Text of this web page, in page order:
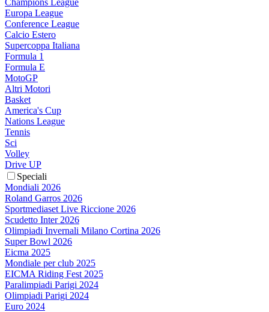
Europa League
Conference League
Calcio Estero
Supercoppa Italiana
Formula 1
Formula E
MotoGP
Altri Motori
Basket
America's Cup
Nations League
Tennis
Sci
Volley
Drive UP
Speciali
Mondiali 2026
Roland Garros 2026
Sportmediaset Live Riccione 2026
Scudetto Inter 2026
Olimpiadi Invernali Milano Cortina 2026
Super Bowl 2026
Eicma 2025
Mondiale per club 2025
EICMA Riding Fest 2025
Paralimpiadi Parigi 2024
Olimpiadi Parigi 2024
Euro 2024